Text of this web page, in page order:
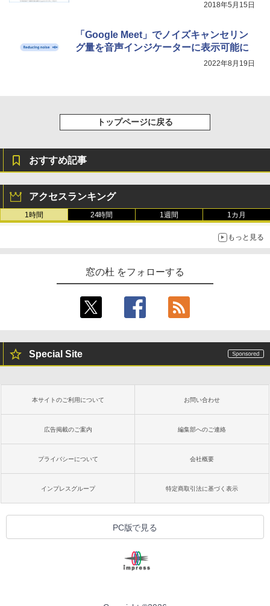
New Amazon Kindle Scribe Colorsoft |
11インチカラーディスプレイ、64GBスト
レージ、ノート機能搭載、明るさ自動調
整、色調調節ライト、プレミアムペン付
2018年5月15日
「Google Meet」でノイズキャンセリン
グ量を音声インジケーターに表示可能に
2022年8月19日
トップページに戻る
おすすめ記事
アクセスランキング
1時間 24時間 1週間 1カ月
もっと見る
窓の杜 をフォローする
Special Site
本サイトのご利用について お問い合わせ
広告掲載のご案内 編集部へのご連絡
プライバシーについて 会社概要
インプレスグループ 特定商取引法に基づく表示
PC版で見る